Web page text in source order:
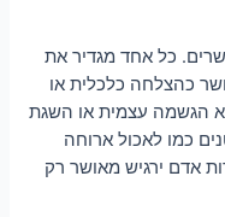
כל אחד מגדיר את
כהצלחה כלכלית או
הגשמה עצמית או השגת
כמו לאכול ארוחה
אדם ירגיש מאושר רק